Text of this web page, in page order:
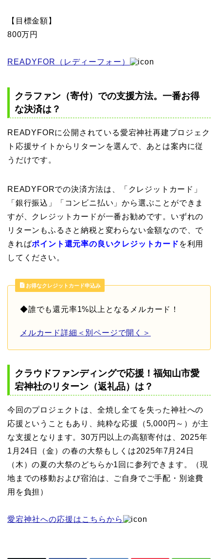
【目標金額】
800万円
READYFOR（レディーフォー）
クラファン（寄付）での支援方法。一番お得
な決済は？
READYFORに公開されている愛宕神社再建プロジェク
ト応援サイトからリターンを選んで、あとは案内に従
うだけです。
READYFORでの決済方法は、「クレジットカード」
「銀行振込」「コンビニ払い」から選ぶことができま
すが、クレジットカードが一番お勧めです。いずれの
リターンもふるさと納税と変わらない金額なので、で
きればポイント還元率の良いクレジットカード を利用
してください。
お得なクレジットカード申込み
◆誰でも還元率1%以上となるメルカード！
メルカード詳細＜別ページで開く＞
クラウドファンディングで応援！福知山市愛
宕神社のリターン（返礼品）は？
今回のプロジェクトは、全焼し全てを失った神社への
応援ということもあり、純粋な応援（5,000円～）が主
な支援となります。30万円以上の高額寄付は、2025年
1月24日（金）の春の大祭もしくは2025年7月24日
（木）の夏の大祭のどちらか1回に参列できます。（現
地までの移動および宿泊は、ご自身でご手配・別途費
用を負担）
愛宕神社への応援はこちらから